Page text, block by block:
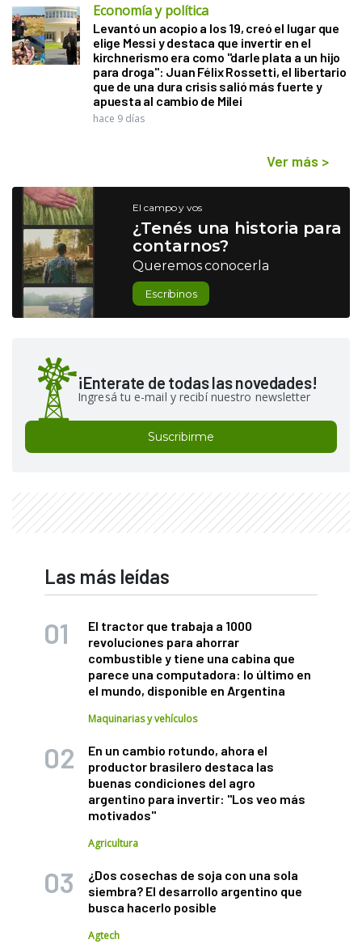
Economía y política
Levantó un acopio a los 19, creó el lugar que
elige Messi y destaca que invertir en el
kirchnerismo era como "darle plata a un hijo
para droga": Juan Félix Rossetti, el libertario
que de una dura crisis salió más fuerte y
apuesta al cambio de Milei
hace 9 días
Ver más >
El campo y vos
¿Tenés una historia para
contarnos?
Queremos conocerla
Escribinos
¡Enterate de todas las novedades!
Ingresá tu e-mail y recibí nuestro newsletter
Suscribirme
Las más leídas
El tractor que trabaja a 1000
revoluciones para ahorrar
combustible y tiene una cabina que
parece una computadora: lo último en
el mundo, disponible en Argentina
Maquinarias y vehículos
En un cambio rotundo, ahora el
productor brasilero destaca las
buenas condiciones del agro
argentino para invertir: "Los veo más
motivados"
Agricultura
¿Dos cosechas de soja con una sola
siembra? El desarrollo argentino que
busca hacerlo posible
Agtech